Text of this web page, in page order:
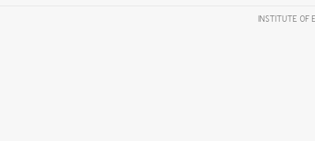
INSTITUTE OF